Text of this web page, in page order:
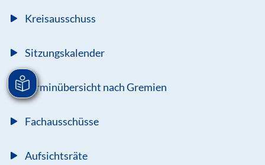
Kreisausschuss
Sitzungskalender
Terminübersicht nach Gremien
Fachausschüsse
Aufsichtsräte